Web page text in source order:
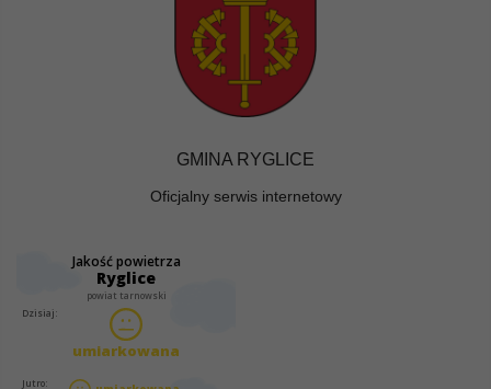
GMINA RYGLICE
Oficjalny serwis internetowy